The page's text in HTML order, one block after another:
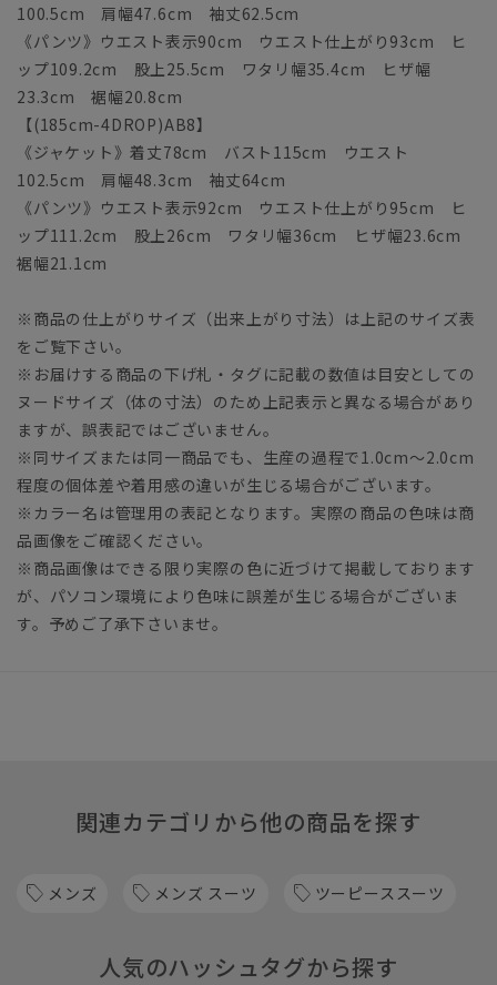
100.5cm 肩幅47.6cm 袖丈62.5cm
《パンツ》ウエスト表示90cm ウエスト仕上がり93cm ヒ
ップ109.2cm 股上25.5cm ワタリ幅35.4cm ヒザ幅
23.3cm 裾幅20.8cm
【(185cm-4DROP)AB8】
《ジャケット》着丈78cm バスト115cm ウエスト
102.5cm 肩幅48.3cm 袖丈64cm
《パンツ》ウエスト表示92cm ウエスト仕上がり95cm ヒ
ップ111.2cm 股上26cm ワタリ幅36cm ヒザ幅23.6cm
裾幅21.1cm
※商品の仕上がりサイズ（出来上がり寸法）は上記のサイズ表
をご覧下さい。
※お届けする商品の下げ札・タグに記載の数値は目安としての
ヌードサイズ（体の寸法）のため上記表示と異なる場合があり
ますが、誤表記ではございません。
※同サイズまたは同一商品でも、生産の過程で1.0cm～2.0cm
程度の個体差や着用感の違いが生じる場合がございます。
※カラー名は管理用の表記となります。実際の商品の色味は商
品画像をご確認ください。
※商品画像はできる限り実際の色に近づけて掲載しております
が、パソコン環境により色味に誤差が生じる場合がございま
す。予めご了承下さいませ。
関連カテゴリから他の商品を探す
メンズ メンズ スーツ ツーピーススーツ
人気のハッシュタグから探す